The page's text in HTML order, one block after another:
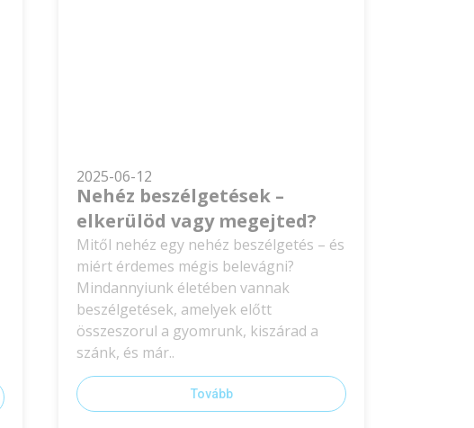
2025-06-12
Nehéz beszélgetések –
elkerülöd vagy megejted?
Mitől nehéz egy nehéz beszélgetés – és
miért érdemes mégis belevágni?
Mindannyiunk életében vannak
beszélgetések, amelyek előtt
összeszorul a gyomrunk, kiszárad a
szánk, és már..
Tovább